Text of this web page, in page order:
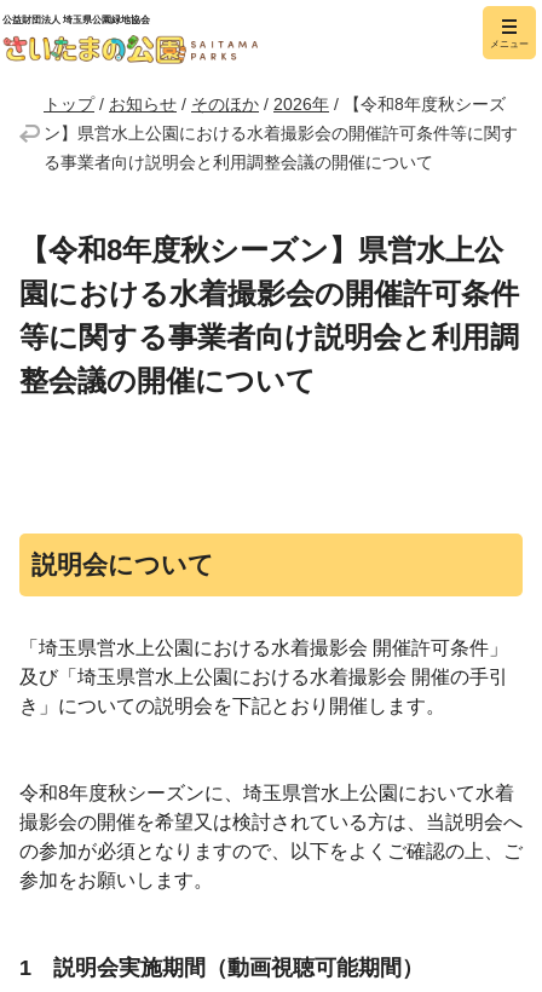
公益財団法人 埼玉県公園緑地協会
メニュー
トップ/ お知らせ / そのほか / 2026年 /
【令和8年度秋シーズ
ン】県営水上公園における水着撮影会の開催許可条件等に関す
る事業者向け説明会と利用調整会議の開催について
【令和8年度秋シーズン】県営水上公
園における水着撮影会の開催許可条件
等に関する事業者向け説明会と利用調
整会議の開催について
説明会について
「 埼玉県営水上公園における水着撮影会 開催許可条件」
及び「 埼玉県営水上公園における水着撮影会 開催の手引
き」についての説明会を下記とおり開催します。
令和8年度秋シーズンに、埼玉県営水上公園において水着
撮影会の開催を希望又は検討されている方は、当説明会へ
の参加が必須となりますので、以下をよくご確認の上、ご
参加をお願いします。
1 説明会実施期間（動画視聴可能期間）